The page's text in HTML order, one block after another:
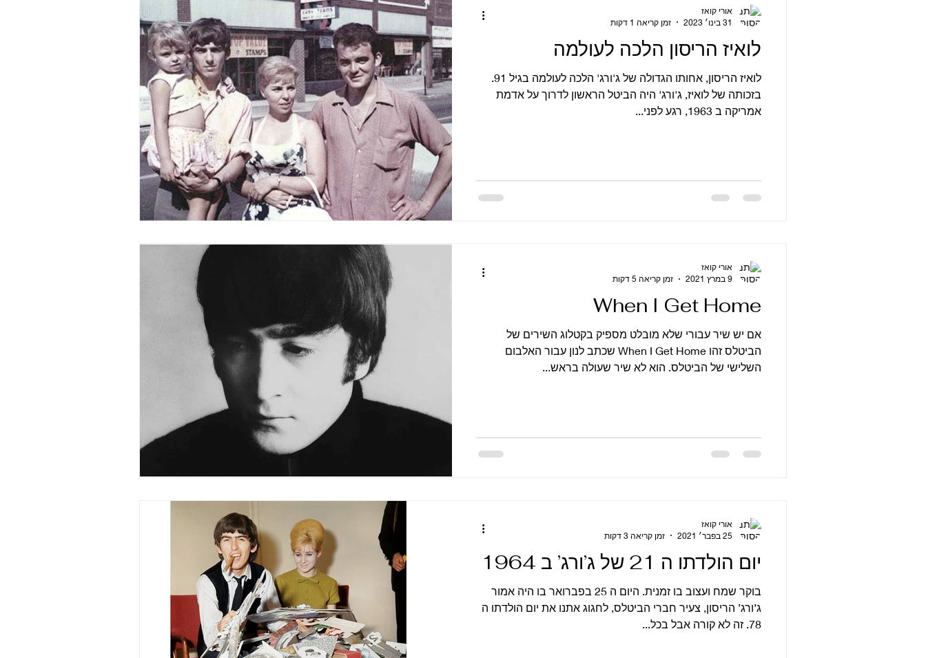
לואיז הריסון הלכה לעולמה
בזכותה של לואיז, ג'ורג' היה הביטל הראשון לדרוך על אדמת
אמריקה ב 1963, רגע לפני...
אורי קואז
31 בינו׳ 2023
זמן קריאה 1 דקות
When I Get Home
אם יש שיר עבורי שלא מובלט מספיק בקטלוג השירים של
הביטלס זהו When I Get Home שכתב לנון עבור האלבום
השלישי של הביטלס. הוא לא שיר שעולה בראש...
אורי קואז
9 במרץ 2021
זמן קריאה 5 דקות
יום הולדתו ה 21 של ג’ורג’ ב 1964
בוקר שמח ועצוב בו זמנית. היום ה 25 בפברואר בו היה אמור
ג’ורג’ הריסון, צעיר חברי הביטלס, לחגוג אתנו את יום הולדתו ה
78. זה לא קורה אבל בכל...
אורי קואז
25 בפבר׳ 2021
זמן קריאה 3 דקות